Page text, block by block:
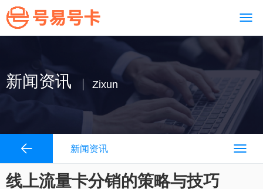
新闻资讯 Zixun
新闻资讯
线上流量卡分销的策略与技巧